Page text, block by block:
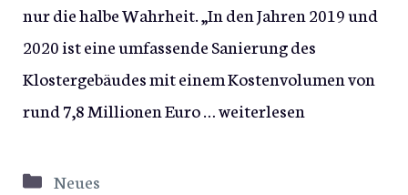
nur die halbe Wahrheit. „In den Jahren 2019 und
2020 ist eine umfassende Sanierung des
Klostergebäudes mit einem Kostenvolumen von
rund 7,8 Millionen Euro …weiterlesen
Kategorien
Neues